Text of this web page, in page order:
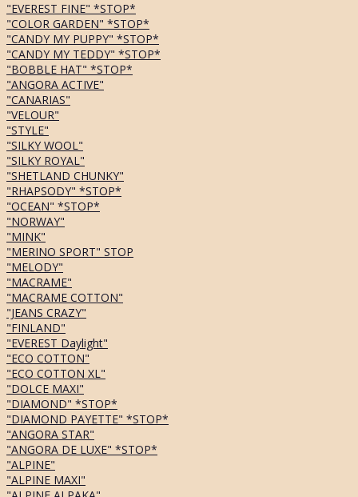
"EVEREST FINE" *STOP*
"COLOR GARDEN" *STOP*
"CANDY MY PUPPY" *STOP*
"CANDY MY TEDDY" *STOP*
"BOBBLE HAT" *STOP*
"ANGORA ACTIVE"
"CANARIAS"
"VELOUR"
"STYLE"
"SILKY WOOL"
"SILKY ROYAL"
"SHETLAND CHUNKY"
"RHAPSODY" *STOP*
"OCEAN" *STOP*
"NORWAY"
"MINK"
"MERINO SPORT" STOP
"MELODY"
"MACRAME"
"MACRAME COTTON"
"JEANS CRAZY"
"FINLAND"
"EVEREST Daylight"
"ECO COTTON"
"ECO COTTON XL"
"DOLCE MAXI"
"DIAMOND" *STOP*
"DIAMOND PAYETTE" *STOP*
"ANGORA STAR"
"ANGORA DE LUXE" *STOP*
"ALPINE"
"ALPINE MAXI"